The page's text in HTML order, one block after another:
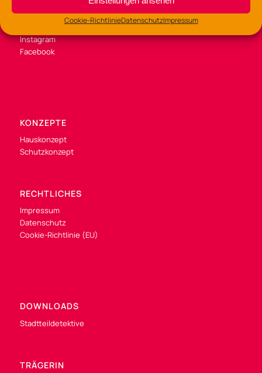
Cookie-RichtlinieDatenschutzImpressum
SOZIALE MEDIEN
Instagram
Facebook
KONZEPTE
Hauskonzept
Schutzkonzept
RECHTLICHES
Impressum
Datenschutz
Cookie-Richtlinie (EU)
DOWNLOADS
Stadtteildetektive
TRÄGERIN